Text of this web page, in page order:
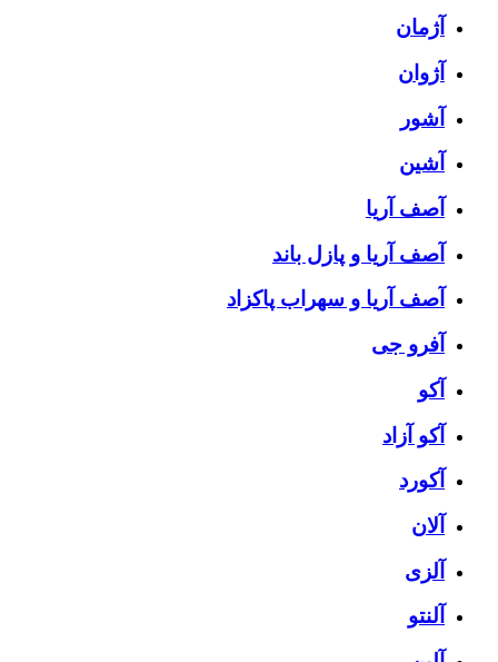
آژمان
آژوان
آشور
آشین
آصف آریا
آصف آریا و پازل باند
آصف آریا و سهراب پاکزاد
آفرو جی
آکو
آکو آزاد
آکورد
آلان
آلزی
آلنتو